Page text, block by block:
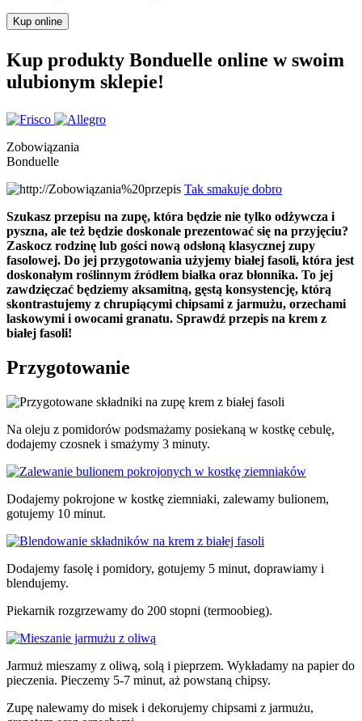
Kup online
Kup produkty Bonduelle online w swoim
ulubionym sklepie!
Zobowiązania
Bonduelle
Tak smakuje dobro
Szukasz przepisu na zupę, która będzie nie tylko odżywcza i
pyszna, ale też będzie doskonale prezentować się na przyjęciu?
Zaskocz rodzinę lub gości nową odsłoną klasycznej zupy
fasolowej. Do jej przygotowania użyjemy białej fasoli, która jest
doskonałym roślinnym źródłem białka oraz błonnika. To jej
zawdzięczać będziemy aksamitną, gęstą konsystencję, którą
skontrastujemy z chrupiącymi chipsami z jarmużu, orzechami
laskowymi i owocami granatu. Sprawdź przepis na krem z
białej fasoli!
Przygotowanie
Na oleju z pomidorów podsmażamy posiekaną w kostkę cebulę,
dodajemy czosnek i smażymy 3 minuty.
Dodajemy pokrojone w kostkę ziemniaki, zalewamy bulionem,
gotujemy 10 minut.
Dodajemy fasolę i pomidory, gotujemy 5 minut, doprawiamy i
blendujemy.
Piekarnik rozgrzewamy do 200 stopni (termoobieg).
Jarmuż mieszamy z oliwą, solą i pieprzem. Wykładamy na papier do
pieczenia. Pieczemy 5-7 minut, aż powstaną chipsy.
Zupę nalewamy do misek i dekorujemy chipsami z jarmużu,